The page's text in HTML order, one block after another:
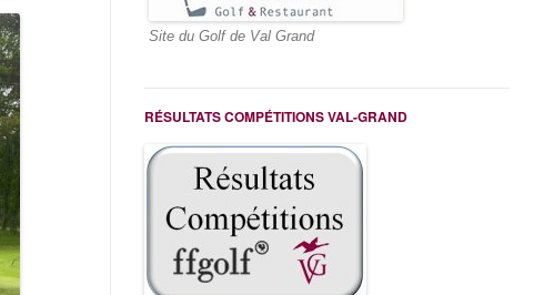
Site du Golf de Val Grand
RÉSULTATS COMPÉTITIONS VAL-GRAND